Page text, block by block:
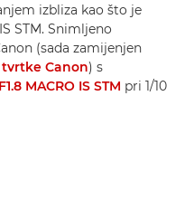
izbliza kao što je
STM. Snimljeno
(sada zamijenjen
tvrtke Canon) s
MACRO IS STM pri 1/10